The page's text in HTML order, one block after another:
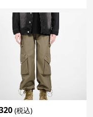
(税込)